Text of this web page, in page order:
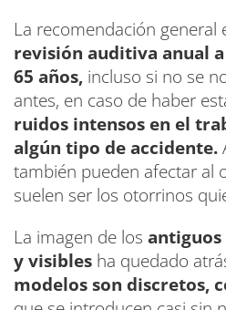
La recomendación general
revisión auditiva anual
65 años, incluso si no se
antes, en caso de haber
ruidos intensos en el
algún tipo de accidente.
también pueden afectar al
suelen ser los otorrinos
La imagen de los antiguos
y visibles ha quedado
modelos son discretos,